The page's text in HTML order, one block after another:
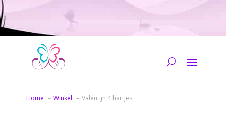
Home Winkel Valentijn 4 hartjes